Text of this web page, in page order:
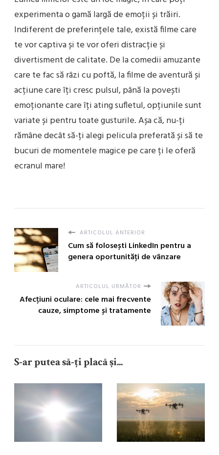
experimenta o gamă largă de emoții și trăiri.
Indiferent de preferințele tale, există filme care
te vor captiva și te vor oferi distracție și
divertisment de calitate. De la comedii amuzante
care te fac să râzi cu poftă, la filme de aventură și
acțiune care îți cresc pulsul, până la povești
emoționante care îți ating sufletul, opțiunile sunt
variate și pentru toate gusturile. Așa că, nu-ți
rămâne decât să-ți alegi pelicula preferată și să te
bucuri de momentele magice pe care ți le oferă
ecranul mare!
ARTICOLUL ANTERIOR
Cum să folosești LinkedIn pentru a
genera oportunități de vânzare
ARTICOLUL URMĂTOR
Afecțiuni oculare: cele mai frecvente
cauze, simptome și tratamente
S-ar putea să-ți placă și...